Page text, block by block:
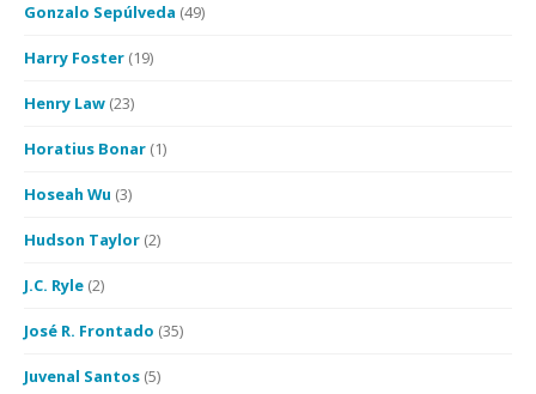
Gonzalo Sepúlveda (49)
Harry Foster (19)
Henry Law (23)
Horatius Bonar (1)
Hoseah Wu (3)
Hudson Taylor (2)
J.C. Ryle (2)
José R. Frontado (35)
Juvenal Santos (5)